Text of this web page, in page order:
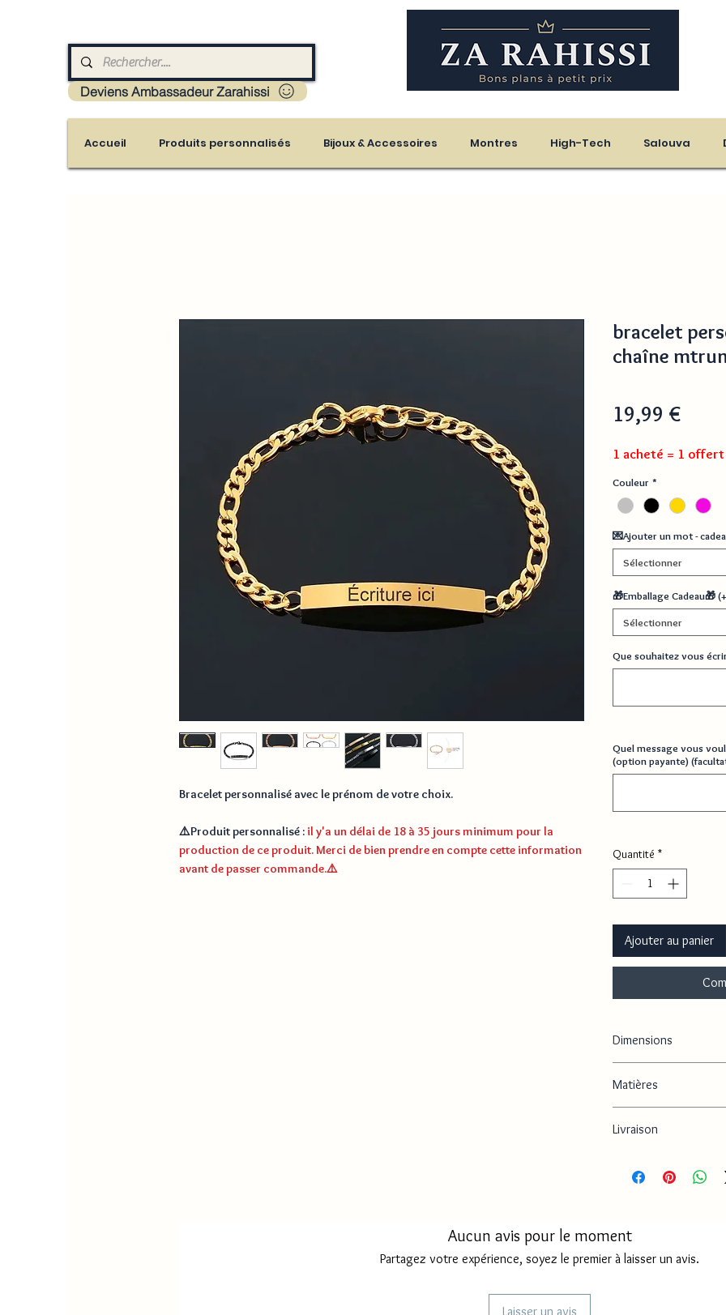
Livraison : Mayotte - France - La réunion - Guadeloupe - Martinique
Deviens Ambassadeur Zarahissi
Accueil Produits personnalisés Bijoux & Accessoires Montres High-Tech Salouva
Bracelet personnalisé avec le prénom de votre choix.
⚠️Produit personnalisé : il y'a un délai de 18 à 35 jours minimum pour la
production de ce produit. Merci de bien prendre en compte cette information
avant de passer commande.⚠️
bracelet
chaîne
19,99 €Prix
1 acheté = 1 offert
Couleur *
💌Ajouter un mot -
Sélectionner
🎁Emballage Cadeau🎁
Sélectionner
Que souhaitez vous
Quel message vous
(option payante)
Quantité *
Ajouter au panier
Dimensions
Poids : 5,3 g
Dimensions de la
Matières
Livraison
Délai de production
Délai de livraison
Aucun avis pour le moment
Partagez votre expérience, soyez le premier à laisser un avis.
Laisser un avis